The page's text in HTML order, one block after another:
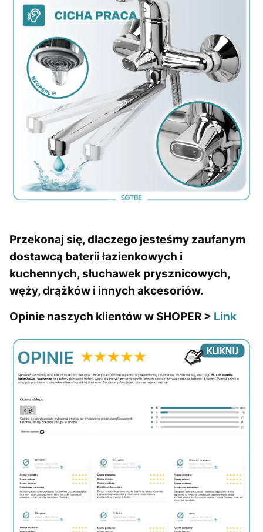
Przekonaj się, dlaczego jesteśmy zaufanym
dostawcą baterii łazienkowych i
kuchennych, słuchawek prysznicowych,
węży, drążków i innych akcesoriów.
Opinie naszych klientów w SHOPER > Link